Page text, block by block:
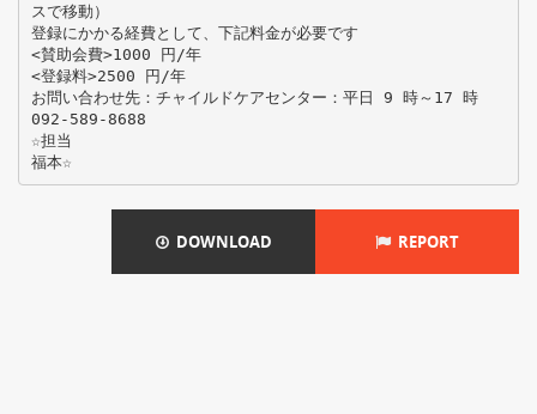
スで移動）
登録にかかる経費として、下記料金が必要です
<賛助会費>1000 円/年
<登録料>2500 円/年
お問い合わせ先：チャイルドケアセンター：平日 9 時～17 時
092-589-8688
☆担当
DOWNLOAD REPORT